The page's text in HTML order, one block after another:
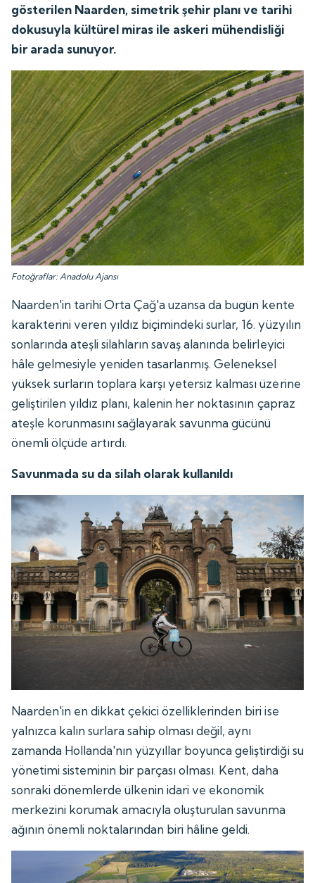
gösterilen Naarden, simetrik şehir planı ve tarihi
dokusuyla kültürel miras ile askeri mühendisliği
bir arada sunuyor.
Fotoğraflar: Anadolu Ajansı
Naarden'in tarihi Orta Çağ'a uzansa da bugün kente
karakterini veren yıldız biçimindeki surlar, 16. yüzyılın
sonlarında ateşli silahların savaş alanında belirleyici
hâle gelmesiyle yeniden tasarlanmış. Geleneksel
yüksek surların toplara karşı yetersiz kalması üzerine
geliştirilen yıldız planı, kalenin her noktasının çapraz
ateşle korunmasını sağlayarak savunma gücünü
önemli ölçüde artırdı.
Savunmada su da silah olarak kullanıldı
Naarden'in en dikkat çekici özelliklerinden biri ise
yalnızca kalın surlara sahip olması değil, aynı
zamanda Hollanda'nın yüzyıllar boyunca geliştirdiği su
yönetimi sisteminin bir parçası olması. Kent, daha
sonraki dönemlerde ülkenin idari ve ekonomik
merkezini korumak amacıyla oluşturulan savunma
ağının önemli noktalarından biri hâline geldi.